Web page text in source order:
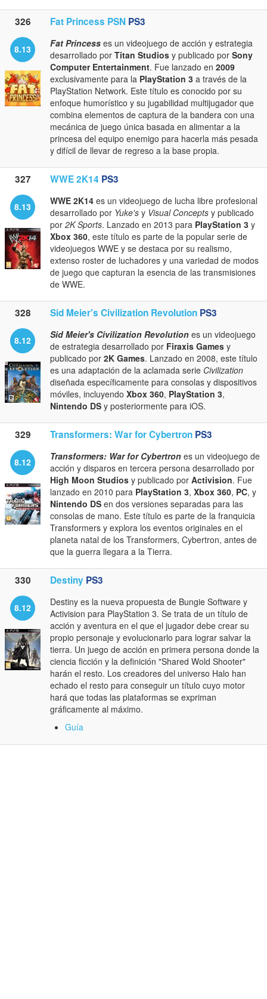
326 Fat Princess PSN PS3
8.13 Fat Princess es un videojuego de acción y estrategia
desarrollado por Titan Studios y publicado por Sony
Computer Entertainment. Fue lanzado en 2009
exclusivamente para la PlayStation 3 a través de la
PlayStation Network. Este título es conocido por su
enfoque humorístico y su jugabilidad multijugador que
combina elementos de captura de la bandera con una
mecánica de juego única basada en alimentar a la
princesa del equipo enemigo para hacerla más pesada
y difícil de llevar de regreso a la base propia.
327 WWE 2K14 PS3
8.13 WWE 2K14 es un videojuego de lucha libre profesional
desarrollado por Yuke's y Visual Concepts y publicado
por 2K Sports. Lanzado en 2013 para PlayStation 3 y
Xbox 360, este título es parte de la popular serie de
videojuegos WWE y se destaca por su realismo,
extenso roster de luchadores y una variedad de modos
de juego que capturan la esencia de las transmisiones
de WWE.
328 Sid Meier's Civilization Revolution PS3
8.12 Sid Meier's Civilization Revolution es un videojuego
de estrategia desarrollado por Firaxis Games y
publicado por 2K Games. Lanzado en 2008, este título
es una adaptación de la aclamada serie Civilization
diseñada específicamente para consolas y dispositivos
móviles, incluyendo Xbox 360, PlayStation 3,
Nintendo DS y posteriormente para iOS.
329 Transformers: War for Cybertron PS3
8.12 Transformers: War for Cybertron es un videojuego de
acción y disparos en tercera persona desarrollado por
High Moon Studios y publicado por Activision. Fue
lanzado en 2010 para PlayStation 3, Xbox 360, PC, y
Nintendo DS en dos versiones separadas para las
consolas de mano. Este título es parte de la franquicia
Transformers y explora los eventos originales en el
planeta natal de los Transformers, Cybertron, antes de
que la guerra llegara a la Tierra.
330 Destiny PS3
8.12
Destiny es la nueva propuesta de Bungie Software y
Activision para PlayStation 3. Se trata de un título de
acción y aventura en el que el jugador debe crear su
propio personaje y evolucionarlo para lograr salvar la
tierra. Un juego de acción en primera persona donde la
ciencia ficción y la definición "Shared Wold Shooter"
harán el resto. Los creadores del universo Halo han
echado el resto para conseguir un título cuyo motor
hará que todas las plataformas se expriman
gráficamente al máximo.
Guía